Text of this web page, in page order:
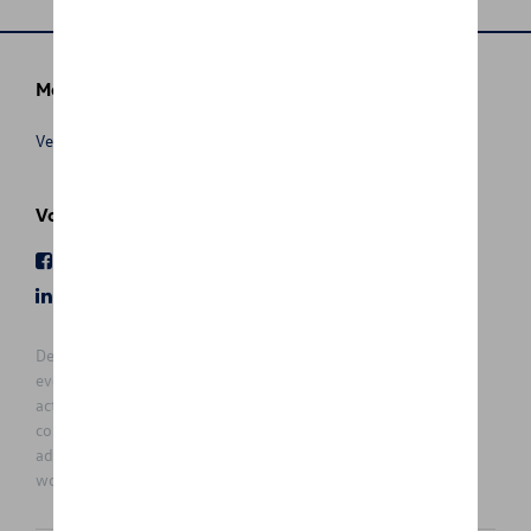
Meer info
Verkoopsvoorwaarden
Volg Ons
De prijzen op deze site zijn adviesprijzen (incl. btw), exclusief
eventuele installatiekosten. Voor meer informatie over de
actuele verkoopprijs en de eventuele installatiekosten kunt u
contact opnemen met uw concessiehouder / agent. De
adviesprijzen kunnen zonder voorafgaande kennisgeving
worden gewijzigd.